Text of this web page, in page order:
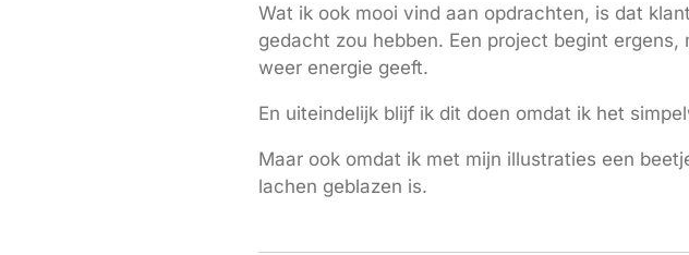
Wat ik ook mooi vind aan opdrachten, is dat
gedacht zou hebben. Een project begint
weer energie geeft.
En uiteindelijk blijf ik dit doen omdat ik het
Maar ook omdat ik met mijn illustraties een
lachen geblazen is.